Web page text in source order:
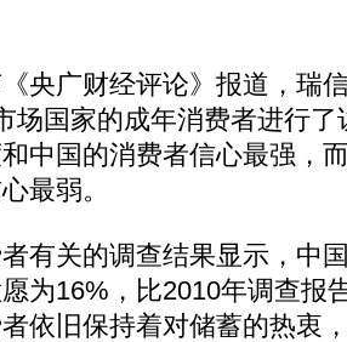
广财经评论》报道，瑞
场国家的成年消费者进行
中国的消费者信心最强，
最弱。
关的调查结果显示，中
为16%，比2010年调查报
依旧保持着对储蓄的热衷